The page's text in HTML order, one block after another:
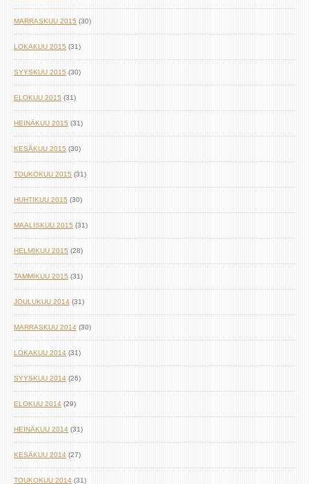
MARRASKUU 2015 (30)
LOKAKUU 2015 (31)
SYYSKUU 2015 (30)
ELOKUU 2015 (31)
HEINÄKUU 2015 (31)
KESÄKUU 2015 (30)
TOUKOKUU 2015 (31)
HUHTIKUU 2015 (30)
MAALISKUU 2015 (31)
HELMIKUU 2015 (28)
TAMMIKUU 2015 (31)
JOULUKUU 2014 (31)
MARRASKUU 2014 (30)
LOKAKUU 2014 (31)
SYYSKUU 2014 (26)
ELOKUU 2014 (29)
HEINÄKUU 2014 (31)
KESÄKUU 2014 (27)
TOUKOKUU 2014 (31)